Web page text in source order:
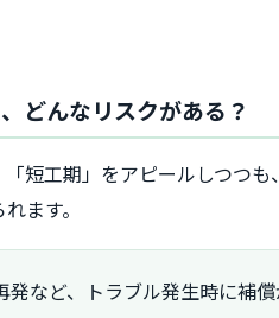
どんなリスクがある？
短工期」をアピールしつつ
ます。
など、トラブル発生時に補